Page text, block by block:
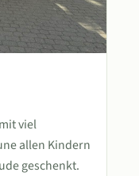
viel
allen Kindern
geschenkt.